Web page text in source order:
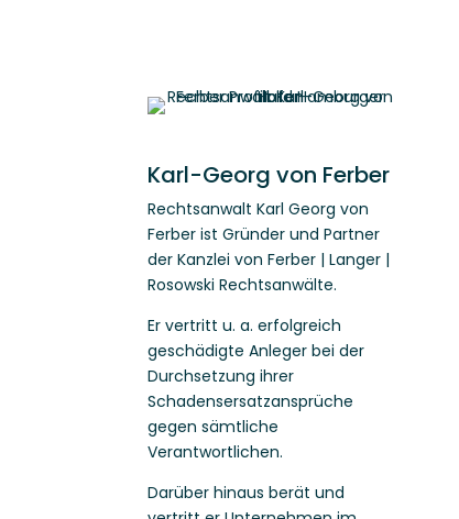
Karl-Georg von Ferber
Rechtsanwalt Karl Georg von
Ferber ist Gründer und Partner
der Kanzlei von Ferber | Langer |
Rosowski Rechtsanwälte.
Er vertritt u. a. erfolgreich
geschädigte Anleger bei der
Durchsetzung ihrer
Schadensersatzansprüche
gegen sämtliche
Verantwortlichen.
Darüber hinaus berät und